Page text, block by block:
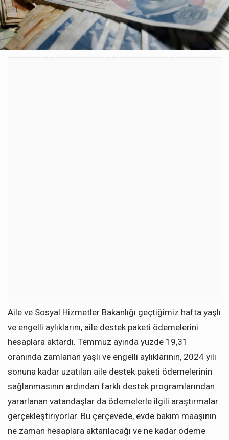
Aile ve Sosyal Hizmetler Bakanlığı geçtiğimiz hafta yaşlı
ve engelli aylıklarını, aile destek paketi ödemelerini
hesaplara aktardı. Temmuz ayında yüzde 19,31
oranında zamlanan yaşlı ve engelli aylıklarının, 2024 yılı
sonuna kadar uzatılan aile destek paketi ödemelerinin
sağlanmasının ardından farklı destek programlarından
yararlanan vatandaşlar da ödemelerle ilgili araştırmalar
gerçekleştiriyorlar. Bu çerçevede, evde bakım maaşının
ne zaman hesaplara aktarılacağı ve ne kadar ödeme